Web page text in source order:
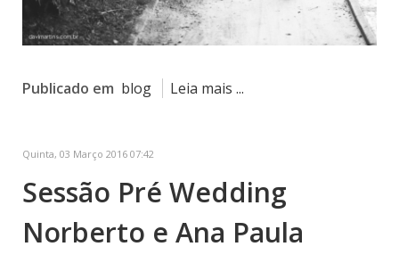
Publicado em blog Leia mais ...
Quinta, 03 Março 2016 07:42
Sessão Pré Wedding
Norberto e Ana Paula